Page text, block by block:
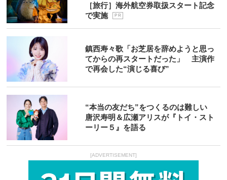
［旅行］海外航空券取扱スタート記念
で実施
P R
鎮西寿々歌「お芝居を辞めようと思っ
てからの再スタートだった」 主演作
で再会した“演じる喜び”
“本当の友だち”をつくるのは難しい
唐沢寿明＆広瀬アリスが『トイ・スト
ーリー５』を語る
[ADVERTISEMENT]